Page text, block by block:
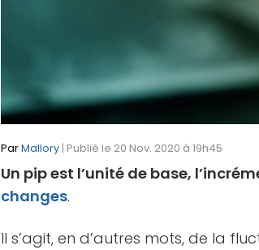
ParMallory | Publié le 20 Nov. 2020 à 19h45
Un pip est l’unité de base,
changes.
Il s’agit, en d’autres mots, de la